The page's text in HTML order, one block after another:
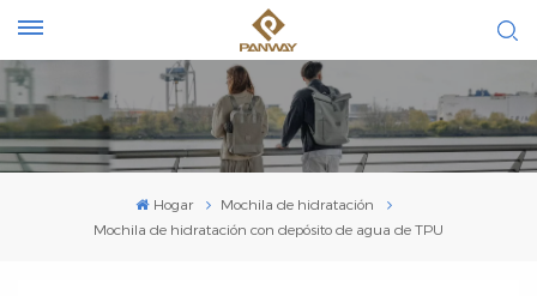
Hogar
Mochila de hidratación
Mochila de hidratación con depósito de agua de TPU